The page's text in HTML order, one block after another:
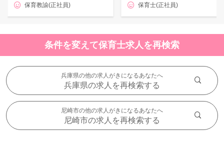
保育教諭(正社員)
保育士(正社員)
条件を変えて保育士求人を再検索
兵庫県の他の求人がきになるあなたへ
兵庫県の求人を再検索する
尼崎市の他の求人がきになるあなたへ
尼崎市の求人を再検索する